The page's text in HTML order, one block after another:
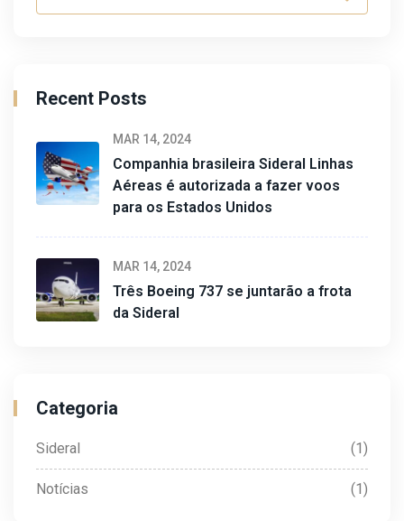
Recent Posts
MAR 14, 2024
Companhia brasileira Sideral Linhas
Aéreas é autorizada a fazer voos
para os Estados Unidos
MAR 14, 2024
Três Boeing 737 se juntarão a frota
da Sideral
Categoria
Sideral (1)
Notícias (1)